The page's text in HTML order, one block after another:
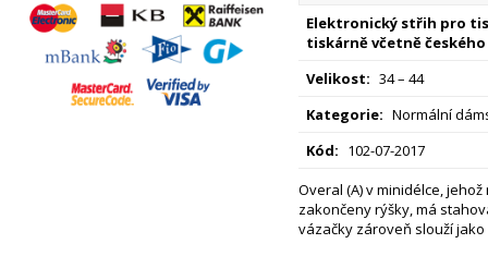
Elektronický střih pro
tiskárně včetně českého
Velikost: 34 – 44
Kategorie: Normální
Kód: 102-07-2017
Overal (A) v minidélce,
zakončeny rýšky, má
vázačky zároveň slouží